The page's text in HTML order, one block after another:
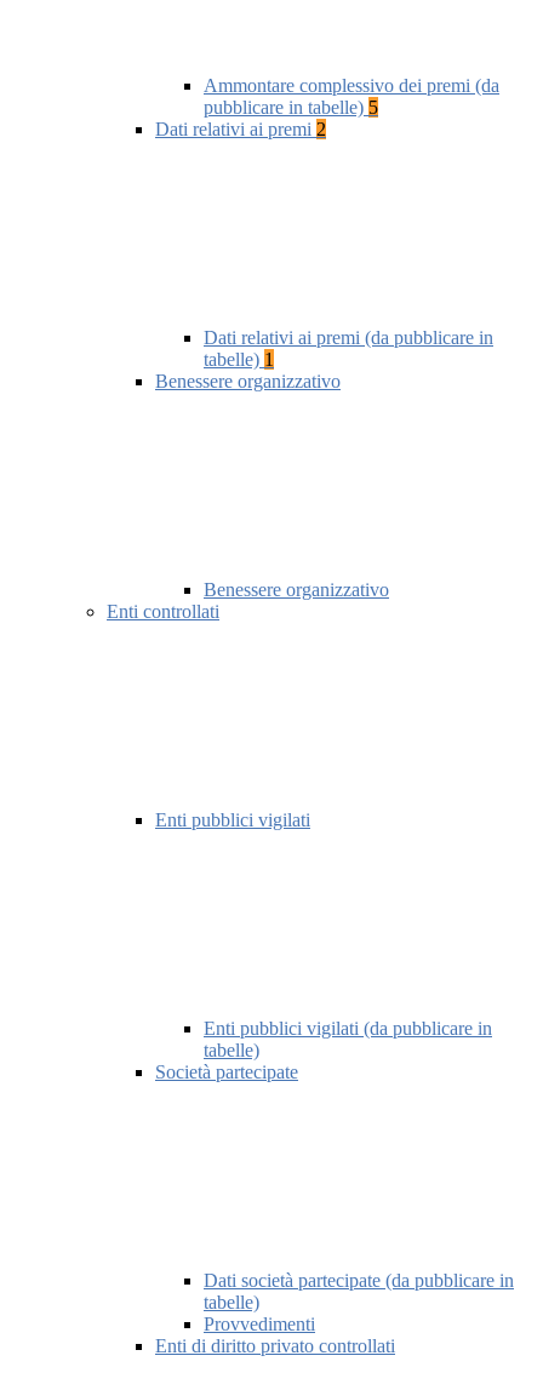
Ammontare complessivo dei premi (da
pubblicare in tabelle) 5
Dati relativi ai premi 2
Dati relativi ai premi (da pubblicare in
tabelle) 1
Benessere organizzativo
Benessere organizzativo
Enti controllati
Enti pubblici vigilati
Enti pubblici vigilati (da pubblicare in
tabelle)
Società partecipate
Dati società partecipate (da pubblicare in
tabelle)
Provvedimenti
Enti di diritto privato controllati